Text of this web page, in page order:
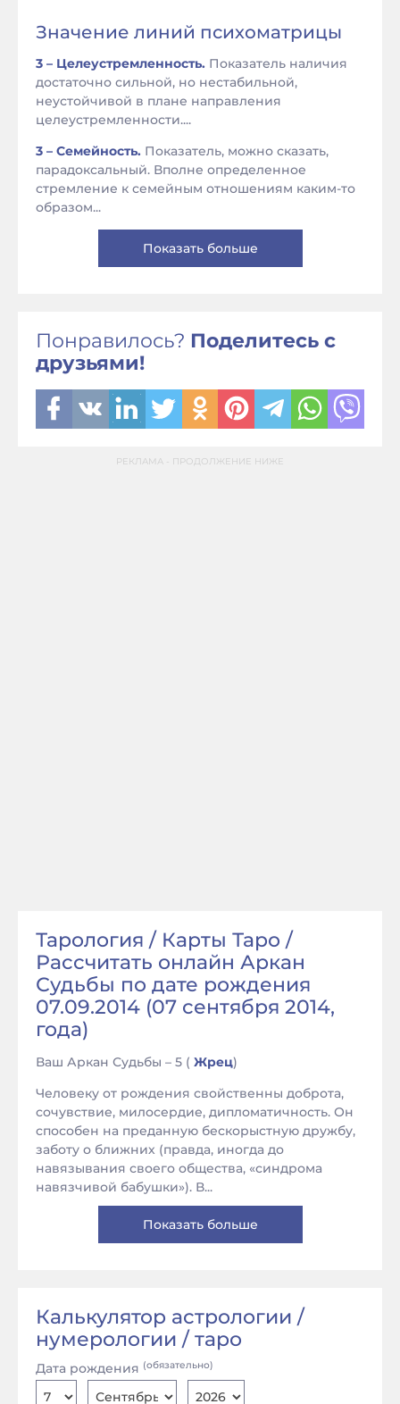
Значение линий психоматрицы
3 – Целеустремленность. Показатель наличия
достаточно сильной, но нестабильной,
неустойчивой в плане направления
целеустремленности....
3 – Семейность. Показатель, можно сказать,
парадоксальный. Вполне определенное
стремление к семейным отношениям каким-то
образом...
Показать больше
Понравилось? Поделитесь с
друзьями!
РЕКЛАМА - ПРОДОЛЖЕНИЕ НИЖЕ
Тарология / Карты Таро /
Рассчитать онлайн Аркан
Судьбы по дате рождения
07.09.2014 (07 сентября 2014,
года)
Ваш Аркан Судьбы – 5 ( Жрец)
Человеку от рождения свойственны доброта,
сочувствие, милосердие, дипломатичность. Он
способен на преданную бескорыстную дружбу,
заботу о ближних (правда, иногда до
навязывания своего общества, «синдрома
навязчивой бабушки»). В...
Показать больше
Калькулятор астрологии /
нумерологии / таро
Дата рождения (обязательно)